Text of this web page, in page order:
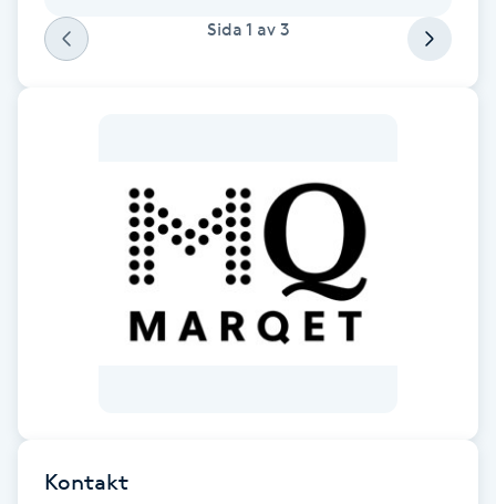
Damklippning
Diamantslipning
Extensions borttagning
Eyeliner-tatuering
Sida 1 av 3
Kontakt